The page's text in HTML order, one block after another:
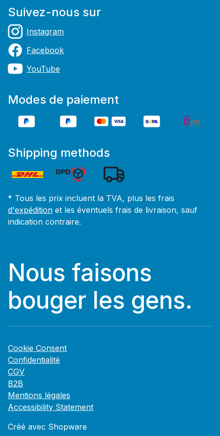
Suivez-nous sur
Instagram
Facebook
YouTube
Modes de paiement
Shipping methods
* Tous les prix incluent la TVA, plus les frais
d'expédition et les éventuels frais de livraison, sauf
indication contraire.
Nous faisons
bouger les gens.
Cookie Consent
Confidentialité
CGV
B2B
Mentions légales
Accessibility Statement
Créé avec Shopware